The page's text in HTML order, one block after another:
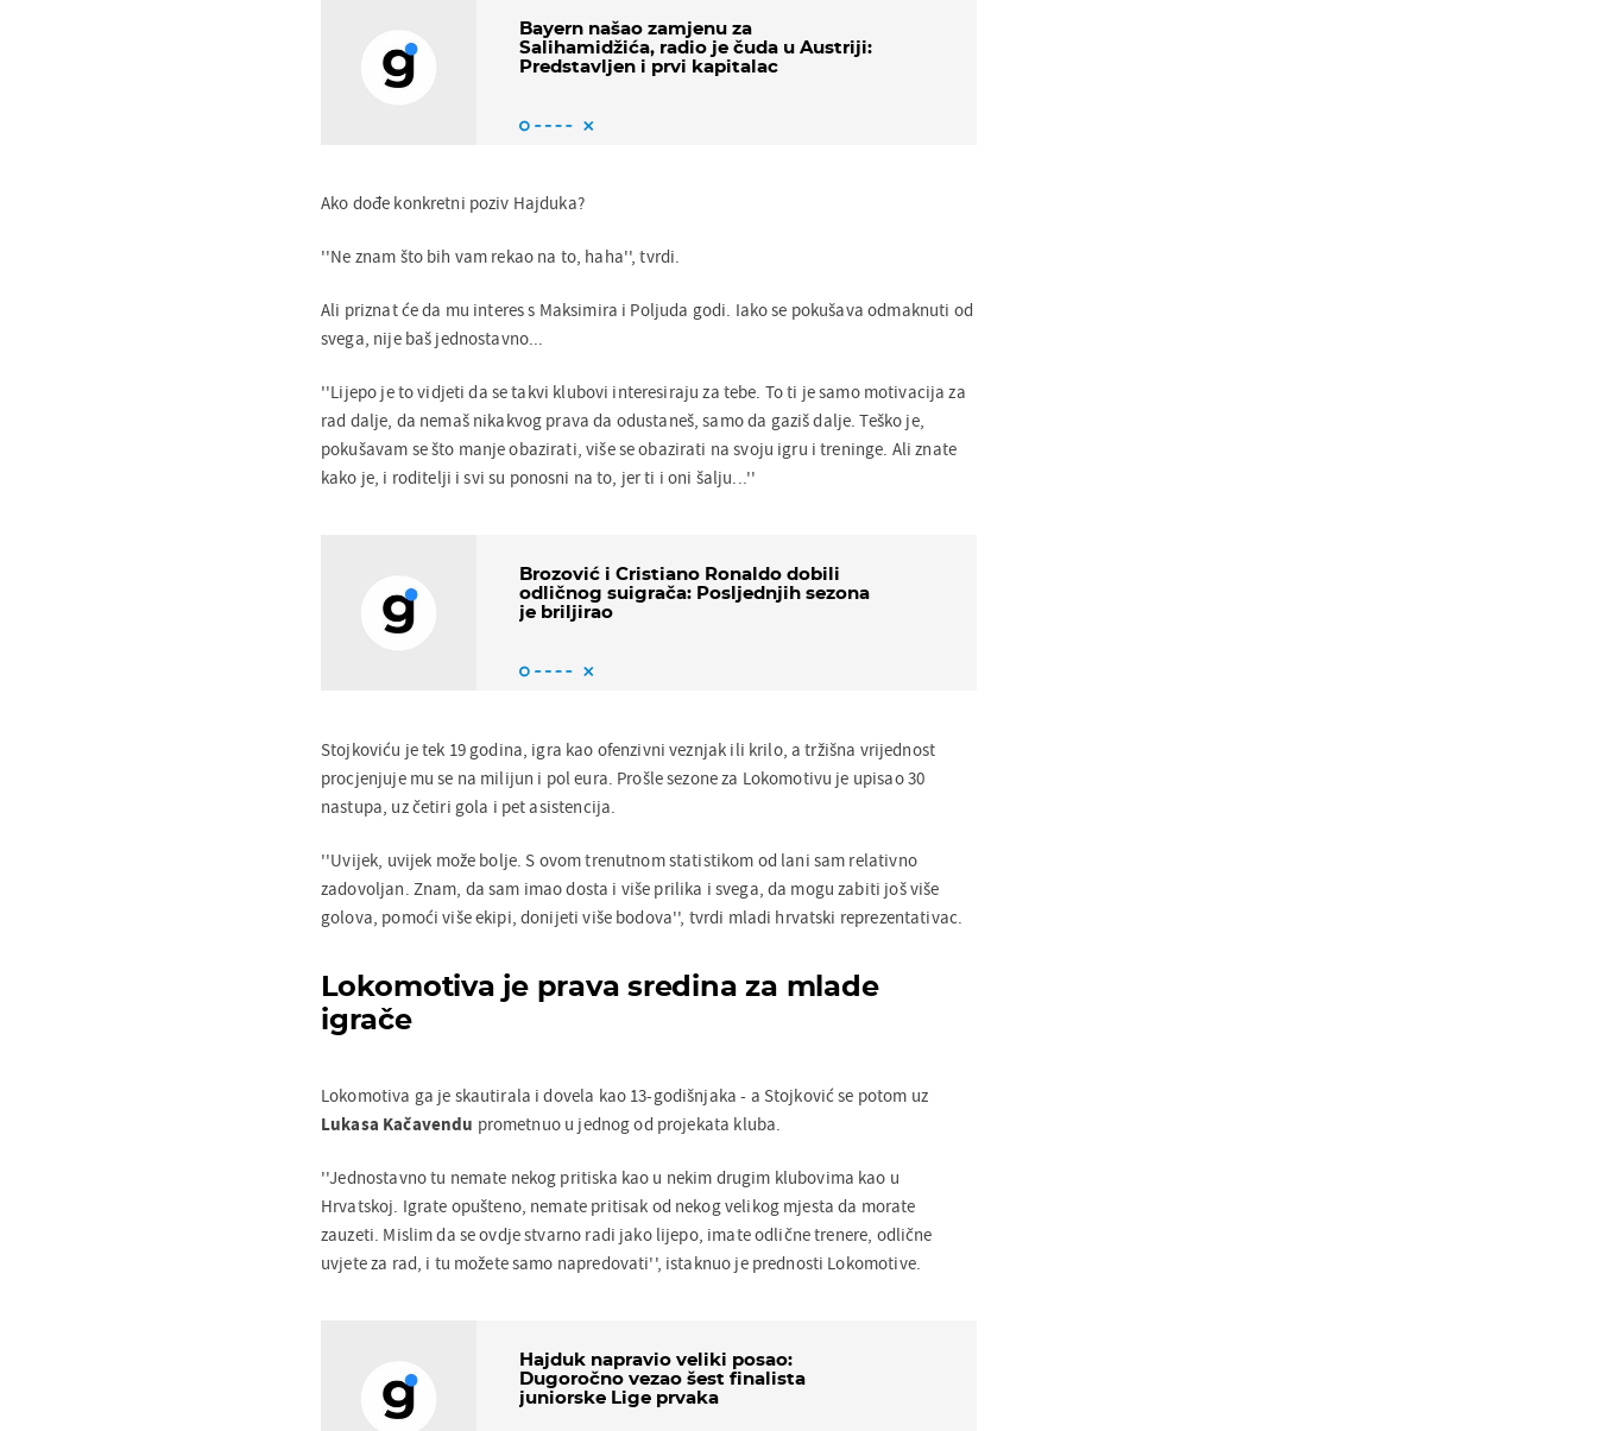
Bayern našao zamjenu za
Salihamidžića, radio je čuda u Austriji:
Predstavljen i prvi kapitalac
Ako dođe konkretni poziv Hajduka?
''Ne znam što bih vam rekao na to, haha'', tvrdi.
Ali priznat će da mu interes s Maksimira i Poljuda godi. Iako se pokušava odmaknuti od
svega, nije baš jednostavno...
''Lijepo je to vidjeti da se takvi klubovi interesiraju za tebe. To ti je samo motivacija za
rad dalje, da nemaš nikakvog prava da odustaneš, samo da gaziš dalje. Teško je,
pokušavam se što manje obazirati, više se obazirati na svoju igru i treninge. Ali znate
kako je, i roditelji i svi su ponosni na to, jer ti i oni šalju...''
Brozović i Cristiano Ronaldo dobili
odličnog suigrača: Posljednjih sezona
je briljirao
Stojkoviću je tek 19 godina, igra kao ofenzivni veznjak ili krilo, a tržišna vrijednost
procjenjuje mu se na milijun i pol eura. Prošle sezone za Lokomotivu je upisao 30
nastupa, uz četiri gola i pet asistencija.
''Uvijek, uvijek može bolje. S ovom trenutnom statistikom od lani sam relativno
zadovoljan. Znam, da sam imao dosta i više prilika i svega, da mogu zabiti još više
golova, pomoći više ekipi, donijeti više bodova'', tvrdi mladi hrvatski reprezentativac.
Lokomotiva je prava sredina za mlade
igrače
Lokomotiva ga je skautirala i dovela kao 13-godišnjaka - a Stojković se potom uz
Lukasa Kačavendu prometnuo u jednog od projekata kluba.
''Jednostavno tu nemate nekog pritiska kao u nekim drugim klubovima kao u
Hrvatskoj. Igrate opušteno, nemate pritisak od nekog velikog mjesta da morate
zauzeti. Mislim da se ovdje stvarno radi jako lijepo, imate odlične trenere, odlične
uvjete za rad, i tu možete samo napredovati'', istaknuo je prednosti Lokomotive.
Hajduk napravio veliki posao:
Dugoročno vezao šest finalista
juniorske Lige prvaka